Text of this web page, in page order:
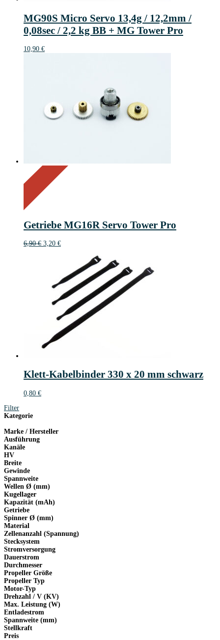
MG90S Micro Servo 13,4g / 12,2mm /
0,08sec / 2,2 kg BB + MG Tower Pro
10,90 €
On Sale
€
Getriebe MG16R Servo Tower Pro
6,90€ Ursprünglicher
3,20 €Aktueller
3,20 €.
Klett-Kabelbinder 330 x 20 mm schwarz
0,80 €
Filter
Kategorie
Marke / Hersteller
Ausführung
Kanäle
HV
Breite
Gewinde
Spannweite
Wellen Ø (mm)
Kugellager
Kapazität (mAh)
Getriebe
Spinner Ø (mm)
Material
Zellenanzahl (Spannung)
Stecksystem
Stromversorgung
Dauerstrom
Durchmesser
Propeller Größe
Propeller Typ
Motor-Typ
Drehzahl / V (KV)
Max. Leistung (W)
Entladestrom
Spannweite (mm)
Stellkraft
Preis